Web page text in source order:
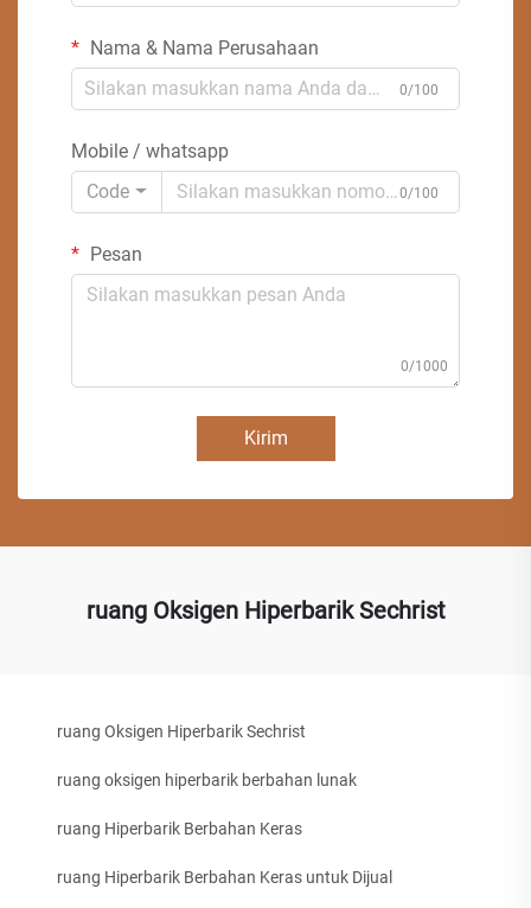
Nama & Nama Perusahaan
0/100
Mobile / whatsapp
Code
0/100
Pesan
0/1000
Kirim
ruang Oksigen Hiperbarik Sechrist
ruang Oksigen Hiperbarik Sechrist
ruang oksigen hiperbarik berbahan lunak
ruang Hiperbarik Berbahan Keras
ruang Hiperbarik Berbahan Keras untuk Dijual